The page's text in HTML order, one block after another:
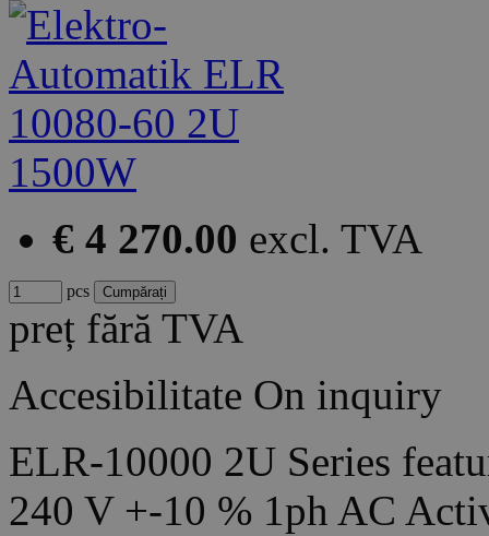
€ 4 270.00 excl. TVA
pcs
preț fără TVA
Accesibilitate On inquiry
ELR-10000 2U Series
240 V +-10 % 1ph AC